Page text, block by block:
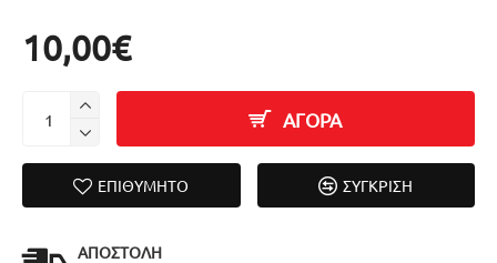
10,00€
ΑΓΟΡΑ
ΕΠΙΘΥΜΗΤΌ ΣΎΓΚΡΙΣΗ
ΑΠΟΣΤΟΛΉ